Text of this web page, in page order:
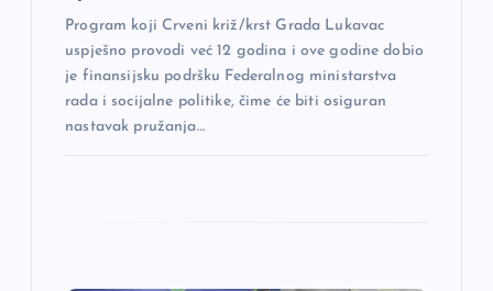
Program koji Crveni križ/krst Grada Lukavac
uspješno provodi već 12 godina i ove godine dobio
je finansijsku podršku Federalnog ministarstva
rada i socijalne politike, čime će biti osiguran
nastavak pružanja…